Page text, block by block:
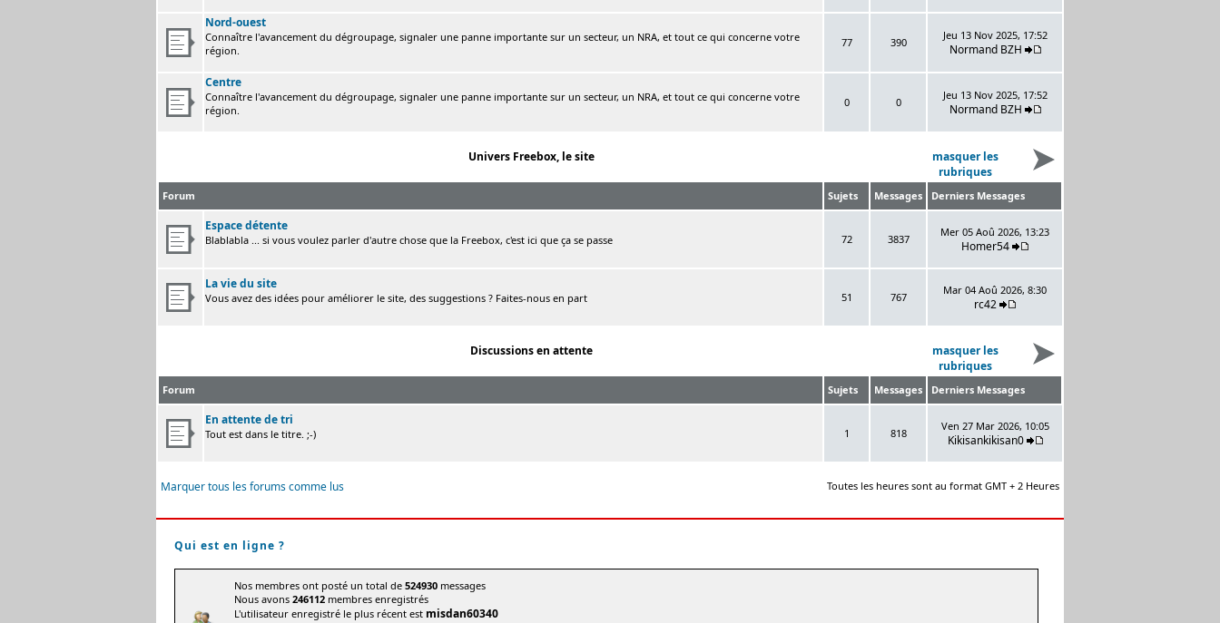
Nord-ouest
Connaître l'avancement du dégroupage, signaler une panne importante sur un secteur, un NRA, et tout ce qui concerne votre
région.
77 390
Jeu 13 Nov 2025, 17:52
Normand BZH
Centre
Connaître l'avancement du dégroupage, signaler une panne importante sur un secteur, un NRA, et tout ce qui concerne votre
région.
0 0
Jeu 13 Nov 2025, 17:52
Normand BZH
Univers Freebox, le site
masquer les
rubriques
Forum Sujets Messages Derniers Messages
Espace détente
Blablabla ... si vous voulez parler d'autre chose que la Freebox, c'est ici que ça se passe 72 3837
Mer 05 Aoû 2026, 13:23
Homer54
La vie du site
Vous avez des idées pour améliorer le site, des suggestions ? Faites-nous en part 51 767
Mar 04 Aoû 2026, 8:30
rc42
Discussions en attente
masquer les
rubriques
Forum Sujets Messages Derniers Messages
En attente de tri
Tout est dans le titre. ;-) 1 818
Ven 27 Mar 2026, 10:05
Kikisankikisan0
Marquer tous les forums comme lus Toutes les heures sont au format GMT + 2 Heures
Qui est en ligne ?
Nos membres ont posté un total de 524930 messages
Nous avons 246112 membres enregistrés
L'utilisateur enregistré le plus récent est misdan60340